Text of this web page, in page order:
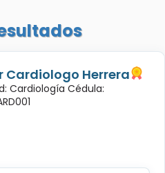
Cardiologo Herrera
Cardiología Cédula: